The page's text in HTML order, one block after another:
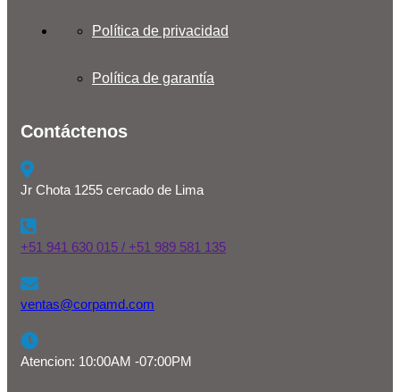
Política de privacidad
Política de garantía
Contáctenos
Jr Chota 1255 cercado de Lima
+51 941 630 015 / +51 989 581 135
ventas@corpamd.com
Atencion: 10:00AM -07:00PM